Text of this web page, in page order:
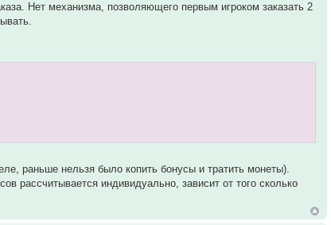
Нет механизма, позволяющего первым игроком заказать 2
раньше нельзя было копить бонусы и тратить монеты).
рассчитывается индивидуально, зависит от того сколько